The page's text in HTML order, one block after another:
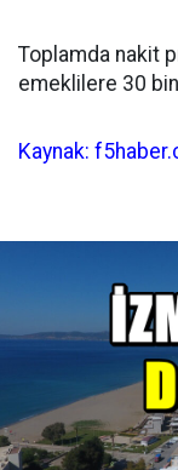
Toplamda nakit
emeklilere 30
Kaynak: